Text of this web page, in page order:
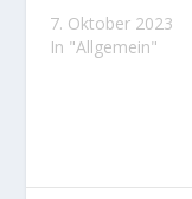
7. Oktober 2023
In "Allgemein"